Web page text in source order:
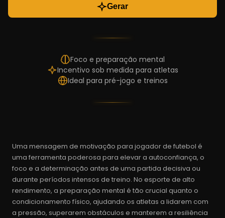
Gerar
Foco e preparação mental
Incentivo sob medida para atletas
Ideal para pré-jogo e treinos
Uma mensagem de motivação para jogador de futebol é
uma ferramenta poderosa para elevar a autoconfiança, o
foco e a determinação antes de uma partida decisiva ou
durante períodos intensos de treino. No esporte de alto
rendimento, a preparação mental é tão crucial quanto o
condicionamento físico, ajudando os atletas a lidarem com
a pressão, superarem obstáculos e manterem a resiliência